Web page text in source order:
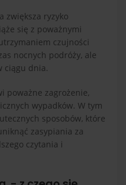
zwiększa ryzyko
się z poważnymi
czujności
nocnych podróży, ale
ciągu dnia.
poważne zagrożenie,
wypadków. W tym
sposobów, które
zasypiania za
czytania i